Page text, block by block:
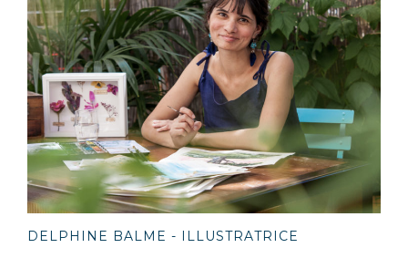
DELPHINE BALME - ILLUSTRATRICE